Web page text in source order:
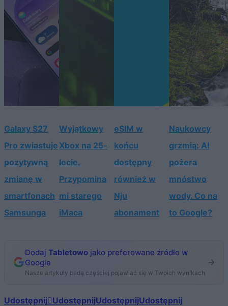
Galaxy S27
Pro zwiastuje
pozytywną
zmianę w
smartfonach
Samsunga
Wyjątkowy
Xbox na 25-
lecie.
Przypomina
mi starego
iMaca
eSIM w
końcu
dostępny
również w
Nju
abonament
Naukowcy
grzmią: AI
pożera
mnóstwo
wody. Co na
to Google?
Dodaj Tabletowo jako preferowane źródło w
Google
Nasze artykuły będą częściej pojawiać się w Twoich wynikach
Udostępnij UdostępnijUdostępnijUdostępnij